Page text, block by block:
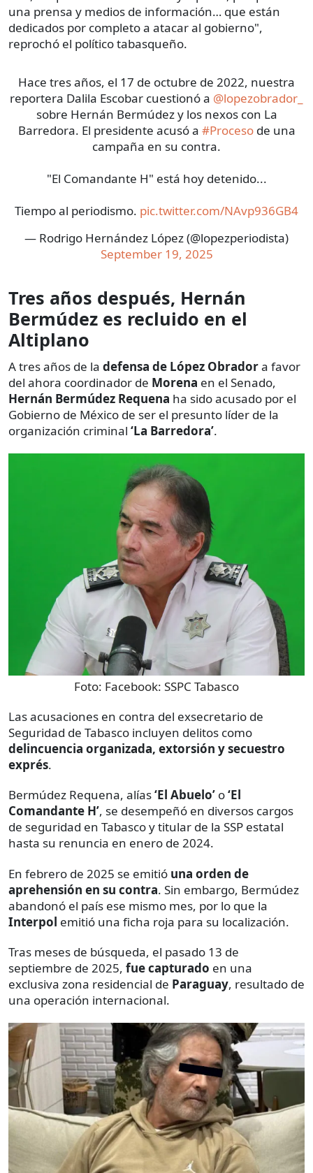
una prensa y medios de información… que están
dedicados por completo a atacar al gobierno",
reprochó el político tabasqueño.
Hace tres años, el 17 de octubre de 2022, nuestra
reportera Dalila Escobar cuestionó a @lopezobrador_
sobre Hernán Bermúdez y los nexos con La
Barredora. El presidente acusó a #Procesode una
campaña en su contra.
"El Comandante H" está hoy detenido...
Tiempo al periodismo. pic.twitter.com/NAvp936GB4
— Rodrigo Hernández López (@lopezperiodista)
September 19, 2025
Tres años después, Hernán
Bermúdez es recluido en el
Altiplano
A tres años de la defensa de López Obradora favor
del ahora coordinador de Morena en el Senado,
Hernán Bermúdez Requena ha sido acusado por el
Gobierno de México de ser el presunto líder de la
organización criminal ‘La Barredora’.
Foto: Facebook: SSPC Tabasco
Las acusaciones en contra del exsecretario de
Seguridad de Tabasco incluyen delitos como
delincuencia organizada, extorsión y secuestro
exprés.
Bermúdez Requena, alías‘El Abuelo’ o‘El
Comandante H’, se desempeñó en diversos cargos
de seguridad en Tabasco y titular de la SSP estatal
hasta su renuncia en enero de 2024.
En febrero de 2025 se emitió una orden de
aprehensión en su contra. Sin embargo, Bermúdez
abandonó el país ese mismo mes, por lo que la
Interpol emitió una ficha roja para su localización.
Tras meses de búsqueda, el pasado 13 de
septiembre de 2025, fue capturado en una
exclusiva zona residencial de Paraguay, resultado de
una operación internacional.